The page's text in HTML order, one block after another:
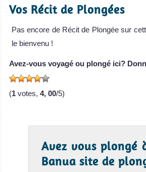
Le site de plongée Mandolin est un
avec de grands niveaux. Au bas du
nombreuse...
Fukui Point
parc national marin de Bunaken.
recouvert...
plage de l'île de Bunaken. C'est l'endroit
Lekuan III
Vos Récit de Plongées
Pas encore de Récit de Plongée sur
le bienvenu !
Avez-vous voyagé ou plongé ici?
(1 votes, 4, 00/5)
Avez vous plongé
Banua site de